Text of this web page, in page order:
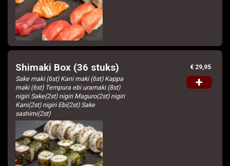
Shimaki Box (36 stuks)
Sake maki (6st) Kani maki (6st) Kappa
maki (6st) Tempura ebi uramaki (8st)
nigiri Sake(2st) nigiri Maguro(2st) nigiri
Kani(2st) nigiri Ebi(2st) Sake
sashimi(2st)
€ 29,95
+